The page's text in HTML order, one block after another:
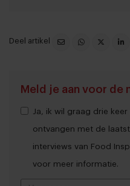
Deel artikel
Meld je aan voor de
Ja, ik wil graag drie
ontvangen met de
interviews van Food
voor meer informatie.